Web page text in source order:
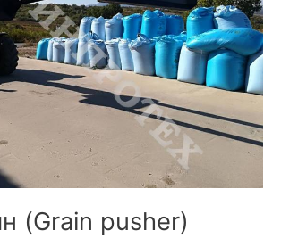
(Grain pusher)